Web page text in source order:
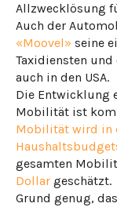
Allzwecklösung
Auch der
«Moovel» seine
Taxidiensten und
auch in den USA.
Die Entwicklung
Mobilität ist
Mobilität wird in
gesamten
Dollar geschätzt.
Grund genug,